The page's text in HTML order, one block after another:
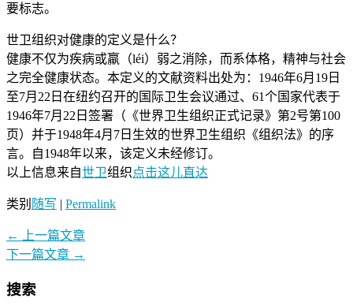
要标志。
世卫组织对健康的定义是什么？
健康不仅为疾病或羸（léi）弱之消除，而系体格，精神与社会
之完全健康状态。本定义的文献资料出处为：1946年6月19日
至7月22日在纽约召开的国际卫生会议通过、61个国家代表于
1946年7月22日签署（《世界卫生组织正式记录》第2号第100
页）并于1948年4月7日生效的世界卫生组织《组织法》的序
言。自1948年以来，该定义未经修订。
以上信息来自世卫组织点击这儿直达
类别 随写 | Permalink
←
上一篇文章
下一篇文章 →
搜索